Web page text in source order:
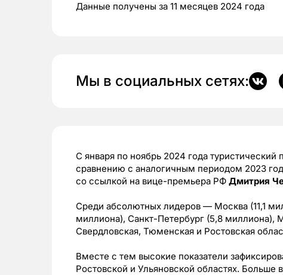
Данные получены за 11 месяцев 2024 года
Мы в социальных сетях:
С января по ноябрь 2024 года туристический
сравнению с аналогичным периодом 2023
со ссылкой на вице-премьера РФ Дмитрия
Среди абсолютных лидеров — Москва (11,1
миллиона), Санкт-Петербург (5,8 миллиона),
Свердловская, Тюменская и Ростовская
Вместе с тем высокие показатели
Ростовской и Ульяновской областях. Больше